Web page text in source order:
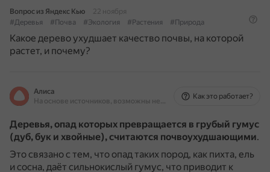
Вопрос из Яндекс Кью
22 ноября
#Деревья
#Почва #Экология #Растения #Природа
Какое дерево ухудшает качество почвы, на которой
растет, и почему?
Алиса
На основе источников, возможны неточности
Как это работает?
Деревья, опад которых превращается в грубый гумус
(дуб, бук и хвойные), считаются почвоухудшающими.
Это связано с тем, что опад таких пород, как пихта, ель
и сосна, даёт сильнокислый гумус, что приводит к